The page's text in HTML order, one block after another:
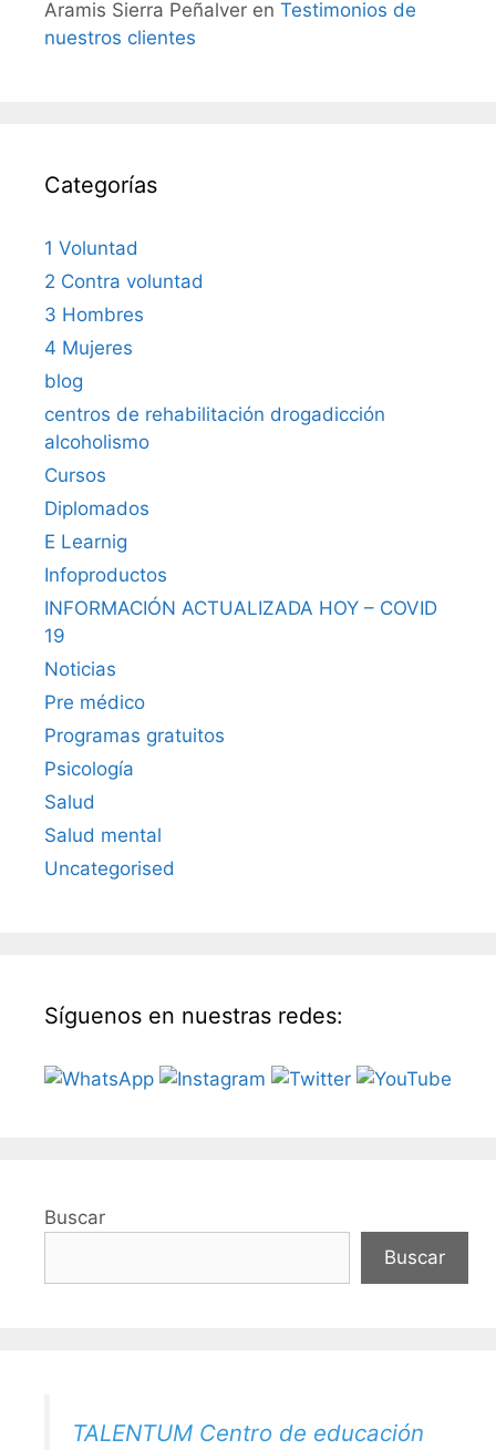
Aramis Sierra Peñalver en Testimonios de
nuestros clientes
Categorías
1 Voluntad
2 Contra voluntad
3 Hombres
4 Mujeres
blog
centros de rehabilitación drogadicción
alcoholismo
Cursos
Diplomados
E Learnig
Infoproductos
INFORMACIÓN ACTUALIZADA HOY – COVID
19
Noticias
Pre médico
Programas gratuitos
Psicología
Salud
Salud mental
Uncategorised
Síguenos en nuestras redes:
Buscar
Buscar
TALENTUM Centro de educación